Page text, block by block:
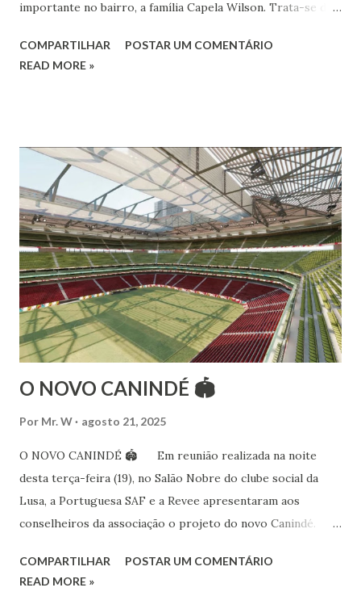
importante no bairro, a família Capela Wilson. Trata-se da
Vamos às informações de seu site : Bailarina e professora
Esteve na Índia aprofundando seus estudos neste estilo
além de partir para pesquisa e vivência das danças
folclóricas do Rajastão (Kalbelia, Banjara, Ghoomar, Chair).
Bailarina profissional e professora de dança. Dedica-se há
15 anos ao estudo e pesquisa de danças étnicas, em especial
às danças ciganas, árabes e indianas. Iniciou seus estudos de
dança aos 4 anos de idade (em 1982) no balé clássico,
passando por diversas atividades co...
COMPARTILHAR
POSTAR UM COMENTÁRIO
READ MORE »
O NOVO CANINDÉ 🏟
Por Mr. W agosto 21, 2025
O NOVO CANINDÉ 🏟 Em reunião realizada na noite
desta terça-feira (19), no Salão Nobre do clube social da
Lusa, a Portuguesa SAF e a Revee apresentaram aos
conselheiros da associação o projeto do novo Canindé.
complexo, que englobará clube social, edifício garagem
COMPARTILHAR
POSTAR UM COMENTÁRIO
READ MORE »